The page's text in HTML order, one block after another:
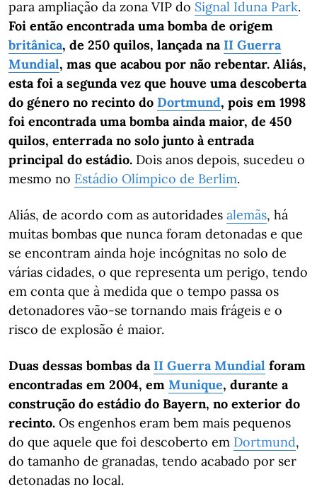
para ampliação da zona VIP do Signal Iduna Park.
Foi então encontrada uma bomba de origem
britânica, de 250 quilos, lançada na II Guerra
Mundial, mas que acabou por não rebentar. Aliás,
esta foi a segunda vez que houve uma descoberta
do género no recinto do Dortmund, pois em 1998
foi encontrada uma bomba ainda maior, de 450
quilos, enterrada no solo junto à entrada
principal do estádio. Dois anos depois, sucedeu o
mesmo no Estádio Olímpico de Berlim.
Aliás, de acordo com as autoridades alemãs, há
muitas bombas que nunca foram detonadas e que
se encontram ainda hoje incógnitas no solo de
várias cidades, o que representa um perigo, tendo
em conta que à medida que o tempo passa os
detonadores vão-se tornando mais frágeis e o
risco de explosão é maior.
Duas dessas bombas da II Guerra Mundial foram
encontradas em 2004, em Munique, durante a
construção do estádio do Bayern, no exterior do
recinto. Os engenhos eram bem mais pequenos
do que aquele que foi descoberto em Dortmund,
do tamanho de granadas, tendo acabado por ser
detonadas no local.